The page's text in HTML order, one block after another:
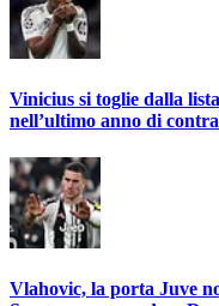
Vinicius si toglie dalla
nell’ultimo anno di
Vlahovic, la porta Juve